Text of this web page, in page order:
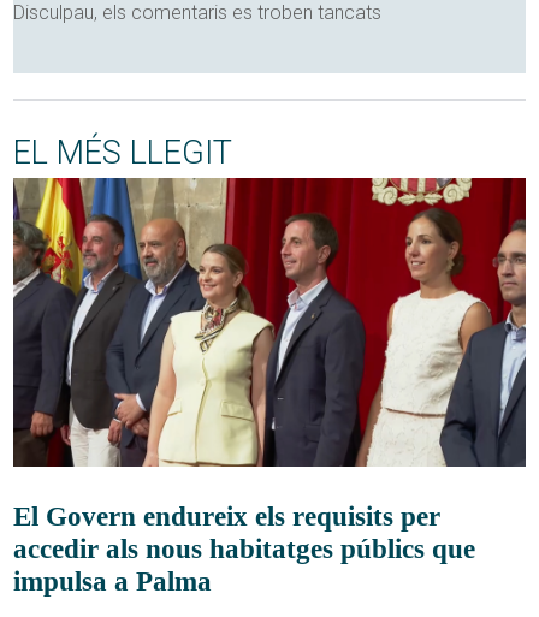
Disculpau, els comentaris es troben tancats
EL MÉS LLEGIT
El Govern endureix els requisits per
accedir als nous habitatges públics que
impulsa a Palma